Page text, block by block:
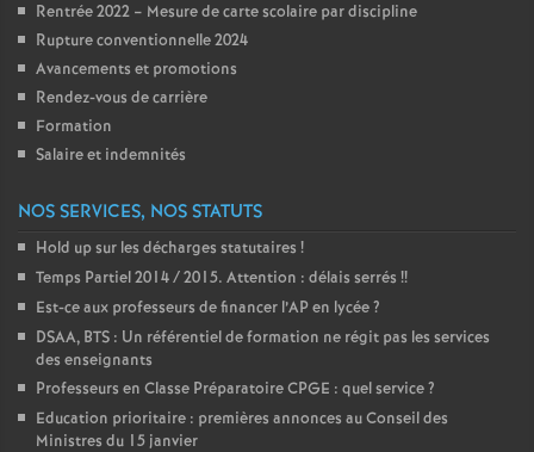
Rentrée 2022 – Mesure de carte scolaire par discipline
Rupture conventionnelle 2024
Avancements et promotions
Rendez-vous de carrière
Formation
Salaire et indemnités
NOS SERVICES, NOS STATUTS
Hold up sur les décharges statutaires !
Temps Partiel 2014 / 2015. Attention : délais serrés !!
Est-ce aux professeurs de financer l’AP en lycée?
DSAA, BTS : Un référentiel de formation ne régit pas les services
des enseignants
Professeurs en Classe Préparatoire CPGE : quel service?
Education prioritaire : premières annonces au Conseil des
Ministres du 15 janvier